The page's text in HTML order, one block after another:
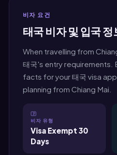
비자 요건
태국 비자 및 입국 정
When travelling from
태국's entry requirements.
facts for your 태국 visa
planning from Chiang Mai.
비자 유형
Visa Exempt 30
Days